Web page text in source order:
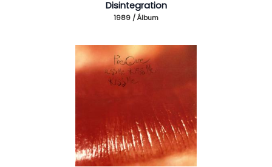
Disintegration
1989 / Álbum